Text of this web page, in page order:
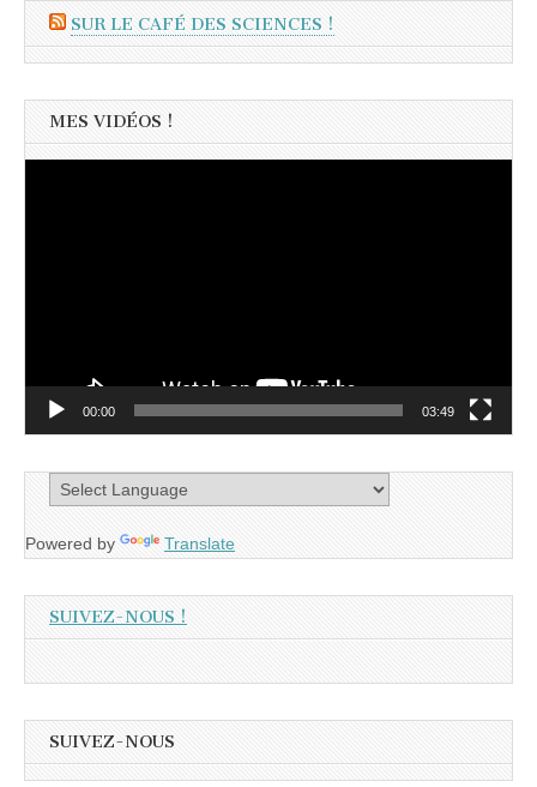
SUR LE CAFÉ DES SCIENCES !
MES VIDÉOS !
00:00 03:49
Powered by Translate
SUIVEZ-NOUS !
SUIVEZ-NOUS